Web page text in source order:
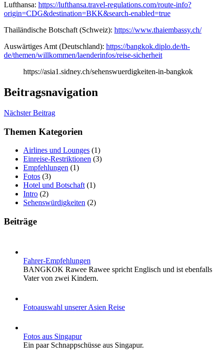
Lufthansa: https://lufthansa.travel-regulations.com/route-info?
origin=CDG&destination=BKK&search-enabled=true
Thailändische Botschaft (Schweiz): https://www.thaiembassy.ch/
Auswärtiges Amt (Deutschland): https://bangkok.diplo.de/th-
de/themen/willkommen/laenderinfos/reise-sicherheit
https://asia1.sidney.ch/sehenswuerdigkeiten-in-bangkok
Beitragsnavigation
Nächster Beitrag
Themen Kategorien
Airlines und Lounges (1)
Einreise-Restriktionen (3)
Empfehlungen (1)
Fotos (3)
Hotel und Botschaft(1)
Intro (2)
Sehenswürdigkeiten (2)
Beiträge
Fahrer-Empfehlungen
BANGKOK Rawee Rawee spricht Englisch und ist ebenfalls
Vater von zwei Kindern.
Fotoauswahl unserer Asien Reise
Fotos aus Singapur
Ein paar Schnappschüsse aus Singapur.